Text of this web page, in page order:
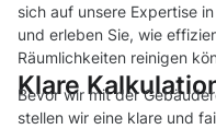
sich auf unsere Expertise
und erleben Sie, wie
Räumlichkeiten reinigen
Klare
Bevor wir mit der
stellen wir eine klare und